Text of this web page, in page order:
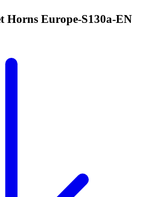
Horns Europe-S130a-EN